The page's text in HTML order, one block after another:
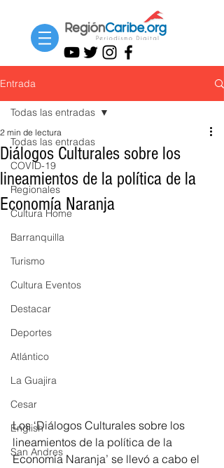
Entrada
Todas las entradas
COVID-19
Regionales
Cultura Home
Barranquilla
Turismo
Cultura Eventos
Destacar
Deportes
Atlántico
La Guajira
Cesar
English
San Andres
Todas las entradas
Diálogos Culturales sobre los
lineamientos de la política de la
Economía Naranja
2 min de lectura
Los ‘Diálogos Culturales sobre los
lineamientos de la política de la
Economía Naranja’ se llevó a cabo el